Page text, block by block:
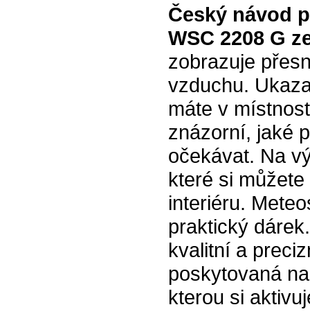
Český návod
WSC 2208 G
zobrazuje
vzduchu.
máte v
znázorní, jaké
očekávat. Na
které si
interiéru.
praktický
kvalitní a
poskytovaná
kterou si